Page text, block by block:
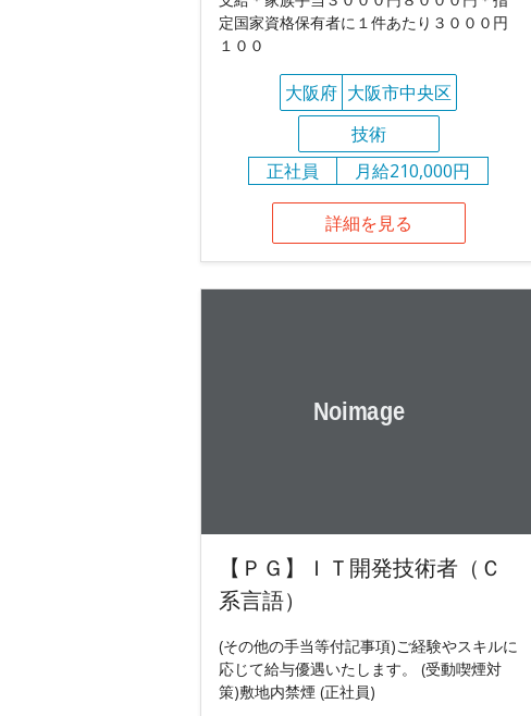
定国家資格保有者に１件あたり３０００円
１００
大阪府 大阪市中央区
技術
正社員
月給210,000円
詳細を見る
【ＰＧ】ＩＴ開発技術者（Ｃ
系言語）
(その他の手当等付記事項)ご経験やスキルに
応じて給与優遇いたします。 (受動喫煙対
策)敷地内禁煙 (正社員)